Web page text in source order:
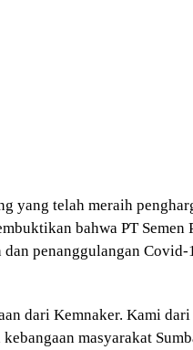
yang telah meraih
bahwa PT Semen
penanggulangan
dari Kemnaker. Kami
masyarakat